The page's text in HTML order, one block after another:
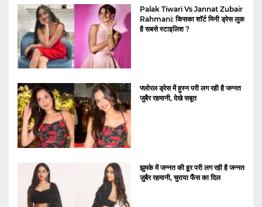
Palak Tiwari Vs Jannat Zubair
Rahmani: किसका शॉर्ट मिनी ड्रेस लुक
है सबसे स्टाइलिश ?
फ्लोरल ड्रेस में हुस्न परी लग रही है जन्नत
जुबैर रहमानी, देखे सबूत
झुमके में जन्नत की हूर परी लग रही है जन्नत
ज़ुबैर रहमानी, चुराया फैंस का दिल